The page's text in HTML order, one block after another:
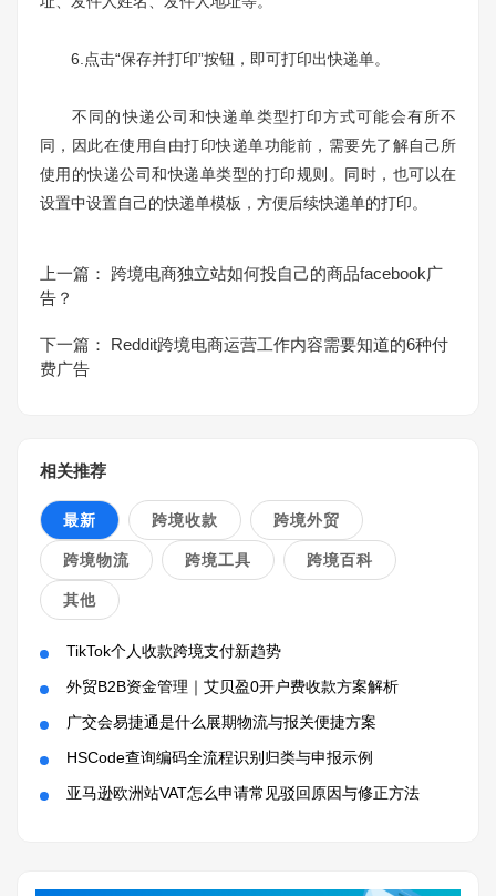
6.点击“保存并打印”按钮，即可打印出快递单。
不同的快递公司和快递单类型打印方式可能会有所不
同，因此在使用自由打印快递单功能前，需要先了解自己所
使用的快递公司和快递单类型的打印规则。同时，也可以在
设置中设置自己的快递单模板，方便后续快递单的打印。
上一篇：
跨境电商独立站如何投自己的商品facebook广
告？
下一篇：
Reddit跨境电商运营工作内容需要知道的6种付
费广告
相关推荐
最新 跨境收款 跨境外贸
跨境物流 跨境工具 跨境百科
其他
TikTok个人收款跨境支付新趋势
外贸B2B资金管理｜艾贝盈0开户费收款方案解析
广交会易捷通是什么展期物流与报关便捷方案
HSCode查询编码全流程识别归类与申报示例
亚马逊欧洲站VAT怎么申请常见驳回原因与修正方法